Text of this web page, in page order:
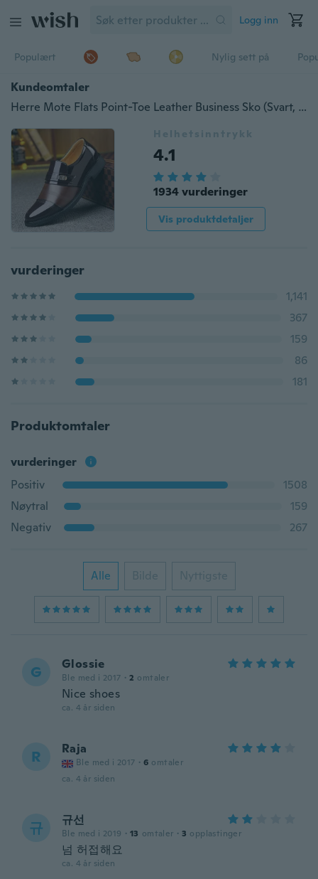
Logg inn
Populært Nylig sett på
Kundeomtaler
Herre Mote Flats Point-Toe Leather Business Sko (Svart, Brun)
Helhetsinntrykk
4.1
1934 vurderinger
Vis produktdetaljer
vurderinger
1,141
367
159
86
181
Produktomtaler
vurderinger
Positiv
1508
Nøytral
159
Negativ
267
Alle Bilde Nyttigste
G Glossie
Ble med i 2017 · 2 omtaler
Nice shoes
ca. 4 år siden
R Raja
Ble med i 2017 · 6 omtaler
ca. 4 år siden
규 규선
Ble med i 2019 · 13 omtaler · 3 opplastinger
넘 허접해요
ca. 4 år siden